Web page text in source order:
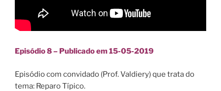
Episódio 8 – Publicado em 15-05-2019
Episódio com convidado (Prof. Valdiery) que trata do
tema: Reparo Típico.